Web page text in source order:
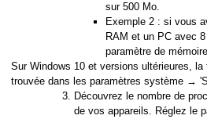
sur 500 Mo.
Exemple 2 : si vous
RAM et un PC avec
paramètre de
Sur Windows 10 et versions ultérieures,
trouvée dans les paramètres système →
Découvrez le nombre de
de vos appareils. Réglez le